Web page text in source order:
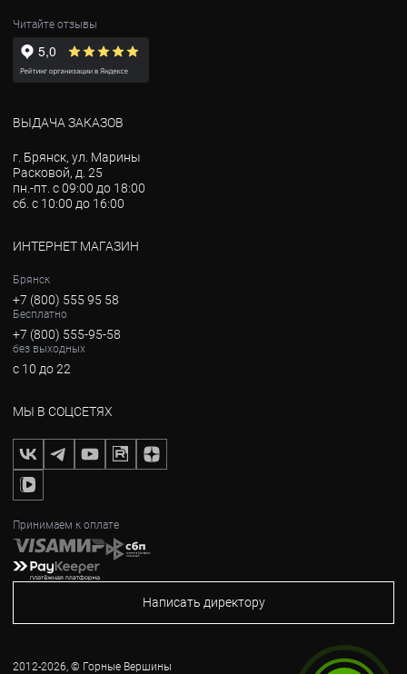
Читайте отзывы
ВЫДАЧА ЗАКАЗОВ
г. Брянск, ул. Марины
Расковой, д. 25
пн.-пт. с 09:00 до 18:00
сб. с 10:00 до 16:00
ИНТЕРНЕТ МАГАЗИН
Брянск
+7 (800) 555 95 58
Бесплатно
+7 (800) 555-95-58
без выходных
с 10 до 22
МЫ В СОЦСЕТЯХ
Принимаем к оплате
Написать директору
2012-2026, © Горные Вершины